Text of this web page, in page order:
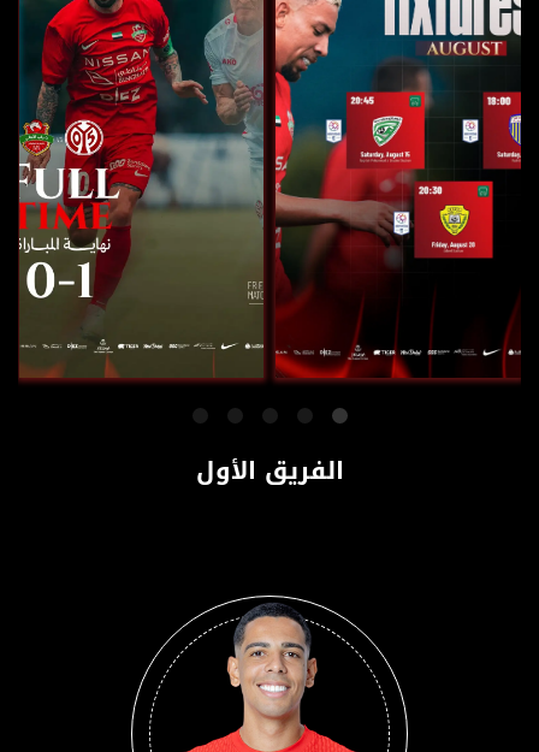
تعرف على
منافسي الفرسان
‏شباب الأهلي يخسر
امام ماينز الألماني
بهدف دون مقابلالفريق الأول